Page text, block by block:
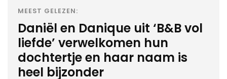
MEEST GELEZEN:
Daniël en Danique uit ‘B&B vol
liefde’ verwelkomen hun
dochtertje en haar naam is
heel bijzonder